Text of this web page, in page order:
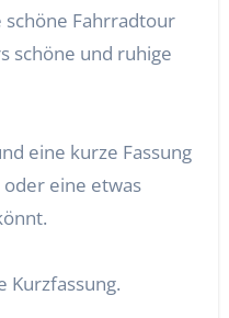
Fahrradtour
schöne und ruhige
eine kurze Fassung
eine etwas
Kurzfassung.